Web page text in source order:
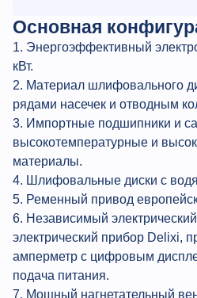
Основная
1. Энергоэффективный
кВт.
2. Материал шлифовального
рядами насечек и отводным
3. Импортные подшипники и
высокотемпературные и
материалы.
4. Шлифовальные диски с
5. Ременный привод
6. Независимый
электрический прибор Delixi,
амперметр с цифровым
подача питания.
7. Мощный нагнетательный